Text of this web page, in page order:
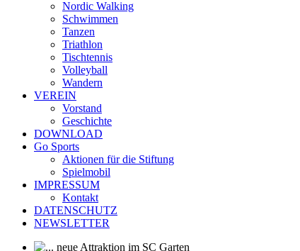
Nordic Walking
Schwimmen
Tanzen
Triathlon
Tischtennis
Volleyball
Wandern
VEREIN
Vorstand
Geschichte
DOWNLOAD
Go Sports
Aktionen für die Stiftung
Spielmobil
IMPRESSUM
Kontakt
DATENSCHUTZ
NEWSLETTER